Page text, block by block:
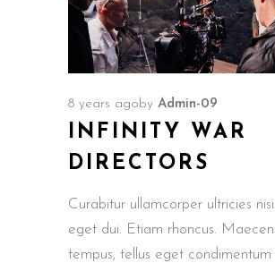
8 years ago by Admin-09
INFINITY WAR
DIRECTORS
Curabitur ullamcorper ultricies
eget dui. Etiam rhoncus.
tempus, tellus eget condimentum